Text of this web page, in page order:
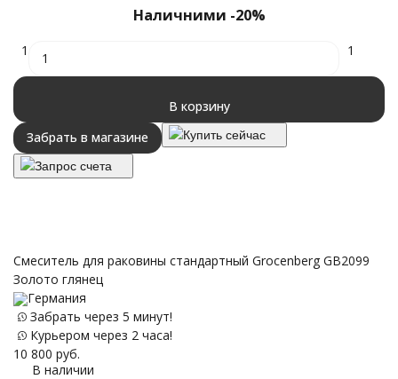
Наличними -20%
1 1
В корзину
Забрать в магазине
Купить сейчас
Запрос счета
Смеситель для раковины стандартный Grocenberg GB2099
Золото глянец
Германия
Забрать через 5 минут!
Курьером через 2 часа!
10 800 руб.
В наличии